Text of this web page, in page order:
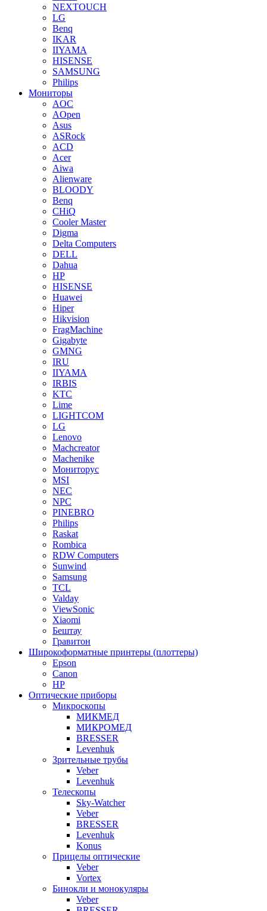
NEXTOUCH
LG
Benq
IKAR
IIYAMA
HISENSE
SAMSUNG
Philips
Мониторы
AOC
AOpen
Asus
ASRock
ACD
Acer
Aiwa
Alienware
BLOODY
Benq
CHiQ
Cooler Master
Digma
Delta Computers
DELL
Dahua
HP
HISENSE
Huawei
Hiper
Hikvision
FragMachine
Gigabyte
GMNG
IRU
IIYAMA
IRBIS
KTC
Lime
LIGHTCOM
LG
Lenovo
Machcreator
Machenike
Мониторус
MSI
NEC
NPC
PINEBRO
Philips
Raskat
Rombica
RDW Computers
Sunwind
Samsung
TCL
Valday
ViewSonic
Xiaomi
Бештау
Гравитон
Широкоформатные принтеры (плоттеры)
Epson
Canon
HP
Оптические приборы
Микроскопы
МИКМЕД
МИКРОМЕД
BRESSER
Levenhuk
Зрительные трубы
Veber
Levenhuk
Телескопы
Sky-Watcher
Veber
BRESSER
Levenhuk
Konus
Прицелы оптические
Veber
Vortex
Бинокли и монокуляры
Veber